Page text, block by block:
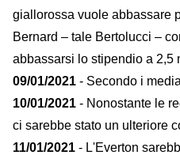
giallorossa vuole abbassare
Bernard – tale Bertolucci –
abbassarsi lo stipendio a 2,5
09/01/2021 - Secondo i
10/01/2021 - Nonostante le
ci sarebbe stato un ulteriore
11/01/2021 - L'Everton